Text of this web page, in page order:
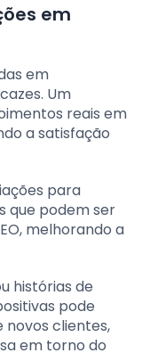
em
em
Um
reais em
a satisfação
para
que podem ser
melhorando a
histórias de
pode
clientes,
em torno do